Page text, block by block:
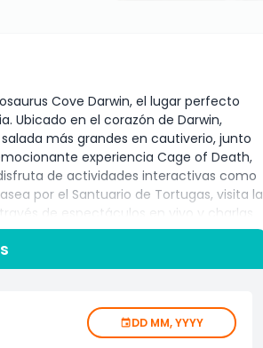
Cove Darwin, el lugar perfecto
Ubicado en el corazón de Darwin,
más grandes en cautiverio, junto
experiencia Cage of Death,
de actividades interactivas como
por el Santuario de Tortugas, visita la
de espectáculos en vivo y charlas
y educativas para todas las
de la vida silvestre. Ya seas un
Cove tiene algo inolvidable para
DD MM, YYYY